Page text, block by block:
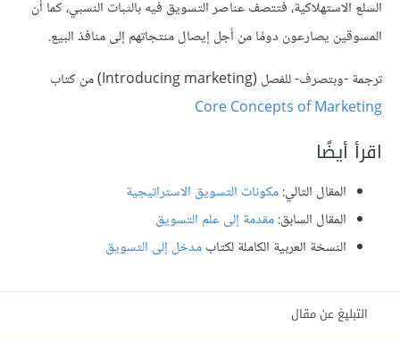
السلع الاستهلاكية، فتتصف عناصر التسويق فيه بالثبات النسبي، كما أن
المسوقين يصارعون دومًا من أجل إيصال منتجاتهم إلى منافذ البيع.
ترجمة -وبتصرف- للفصل (Introducing marketing) من كتاب
Core Concepts of Marketing
اقرأ أيضًا
المقال التالي:مكونات التسويق الاستراتيجية
المقال السابق:مقدمة إلى علم التسويق
النسخة العربية الكاملة لكتابمدخل إلى التسويق
التبليغ عن مقال